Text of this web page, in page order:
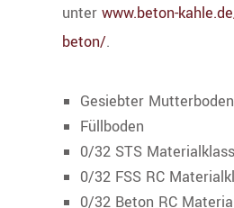
unter www.beton-
beton/.
Gesiebter Mutterboden
Füllboden
0/32 STS
0/32 FSS RC
0/32 Beton RC